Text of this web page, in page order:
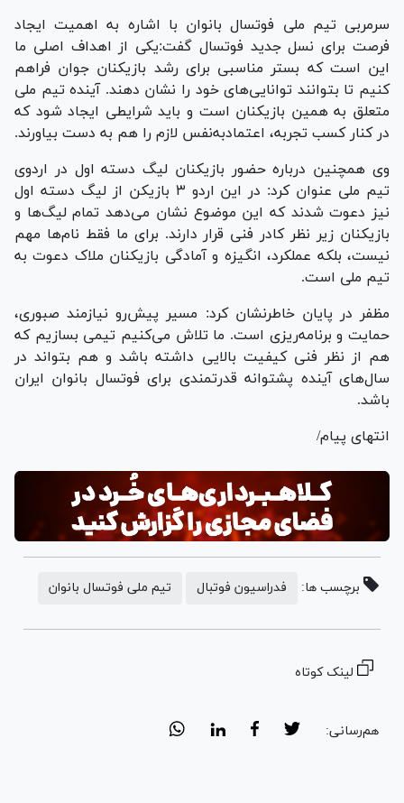
سرمربی تیم ملی فوتسال بانوان با اشاره به اهمیت ایجاد
فرصت برای نسل جدید فوتسال گفت:یکی از اهداف اصلی ما
این است که بستر مناسبی برای رشد بازیکنان جوان فراهم
کنیم تا بتوانند توانایی‌های خود را نشان دهند. آینده تیم ملی
متعلق به همین بازیکنان است و باید شرایطی ایجاد شود که
در کنار کسب تجربه، اعتمادبه‌نفس لازم را هم به دست بیاورند.
وی همچنین درباره حضور بازیکنان لیگ دسته اول در اردوی
تیم ملی عنوان کرد: در این اردو ۳ بازیکن از لیگ دسته اول
نیز دعوت شدند که این موضوع نشان می‌دهد تمام لیگ‌ها و
بازیکنان زیر نظر کادر فنی قرار دارند. برای ما فقط نام‌ها مهم
نیست، بلکه عملکرد، انگیزه و آمادگی بازیکنان ملاک دعوت به
تیم ملی است.
مظفر در پایان خاطرنشان کرد: مسیر پیش‌رو نیازمند صبوری،
حمایت و برنامه‌ریزی است. ما تلاش می‌کنیم تیمی بسازیم که
هم از نظر فنی کیفیت بالایی داشته باشد و هم بتواند در
سال‌های آینده پشتوانه قدرتمندی برای فوتسال بانوان ایران
باشد.
انتهای پیام/
برچسب ها: فدراسیون فوتبال تیم ملی فوتسال بانوان
لینک کوتاه
هم‌رسانی: